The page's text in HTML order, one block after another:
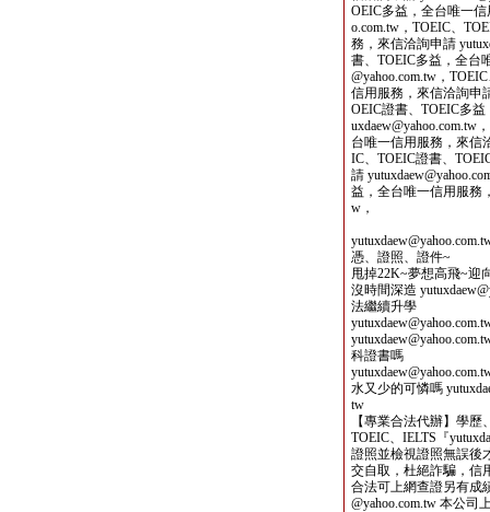
OEIC多益，全台唯一信
o.com.tw，TOEIC、
務，來信洽詢申請
書、TOEIC多益，全台
@yahoo.com.tw，
信用服務，來信洽詢申
OEIC證書、TOEIC多
uxdaew@yahoo.com.tw
台唯一信用服務，來信
IC、TOEIC證書、
請
益，全台唯一信用服務
w，
憑、證照、證件~
甩掉22K~夢想高飛~迎
沒時間深造
法繼續升學
科證書嗎
水又少的可憐嗎
tw
【專業合法代辦】學
TOEIC、IELTS『
證照並檢視證照無誤後
交自取，杜絕詐騙，信
合法可上網查證另有成
@yahoo.com.tw 本公司